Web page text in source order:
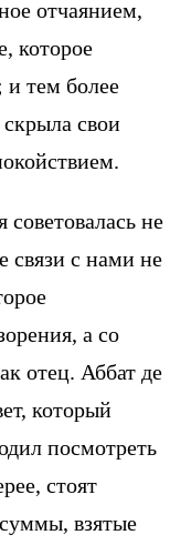
отчаянием,
которое
тем более
свои
не
связи с нами не
а со
отец. Аббат де
который
посмотреть
стоят
взятые